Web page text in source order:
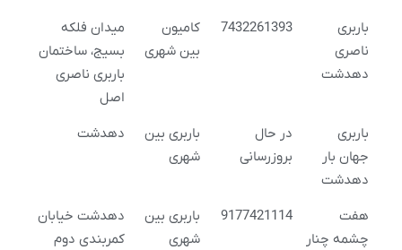
باربری
ناصری
دهدشت
7432261393
کامیون
بین شهری
میدان فلکه
بسیج، ساختمان
باربری ناصری
اصل
باربری
جهان بار
دهدشت
در حال
بروزرسانی
باربری بین
شهری
دهدشت
هفت
چشمه چنار
9177421114
باربری بین
شهری
دهدشت خیابان
کمربندی دوم